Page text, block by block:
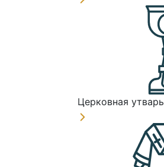
Церковная утварь